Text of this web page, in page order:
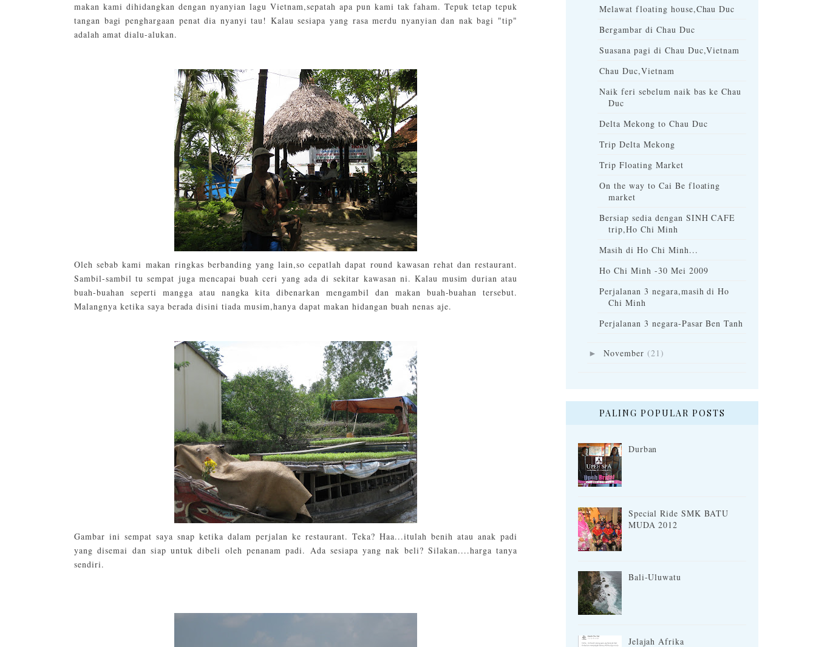
makan kami dihidangkan dengan nyanyian lagu Vietnam,sepatah apa pun kami tak faham. Tepuk tetap tepuk
tangan bagi penghargaan penat dia nyanyi tau! Kalau sesiapa yang rasa merdu nyanyian dan nak bagi "tip"
adalah amat dialu-alukan.
Oleh sebab kami makan ringkas berbanding yang lain,so cepatlah dapat round kawasan rehat dan restaurant.
Sambil-sambil tu sempat juga mencapai buah ceri yang ada di sekitar kawasan ni. Kalau musim durian atau
buah-buahan seperti mangga atau nangka kita dibenarkan mengambil dan makan buah-buahan tersebut.
Malangnya ketika saya berada disini tiada musim,hanya dapat makan hidangan buah nenas aje.
Gambar ini sempat saya snap ketika dalam perjalan ke restaurant. Teka? Haa...itulah benih atau anak padi
yang disemai dan siap untuk dibeli oleh penanam padi. Ada sesiapa yang nak beli? Silakan....harga tanya
sendiri.
Melawat floating house,Chau Duc
Bergambar di Chau Duc
Suasana pagi di Chau Duc,Vietnam
Chau Duc,Vietnam
Naik feri sebelum naik bas ke Chau
Duc
Delta Mekong to Chau Duc
Trip Delta Mekong
Trip Floating Market
On the way to Cai Be floating
market
Bersiap sedia dengan SINH CAFE
trip,Ho Chi Minh
Masih di Ho Chi Minh...
Ho Chi Minh -30 Mei 2009
Perjalanan 3 negara,masih di Ho
Chi Minh
Perjalanan 3 negara-Pasar Ben Tanh
► November (21)
PALING POPULAR POSTS
Durban
Special Ride SMK BATU
MUDA 2012
Bali-Uluwatu
Jelajah Afrika